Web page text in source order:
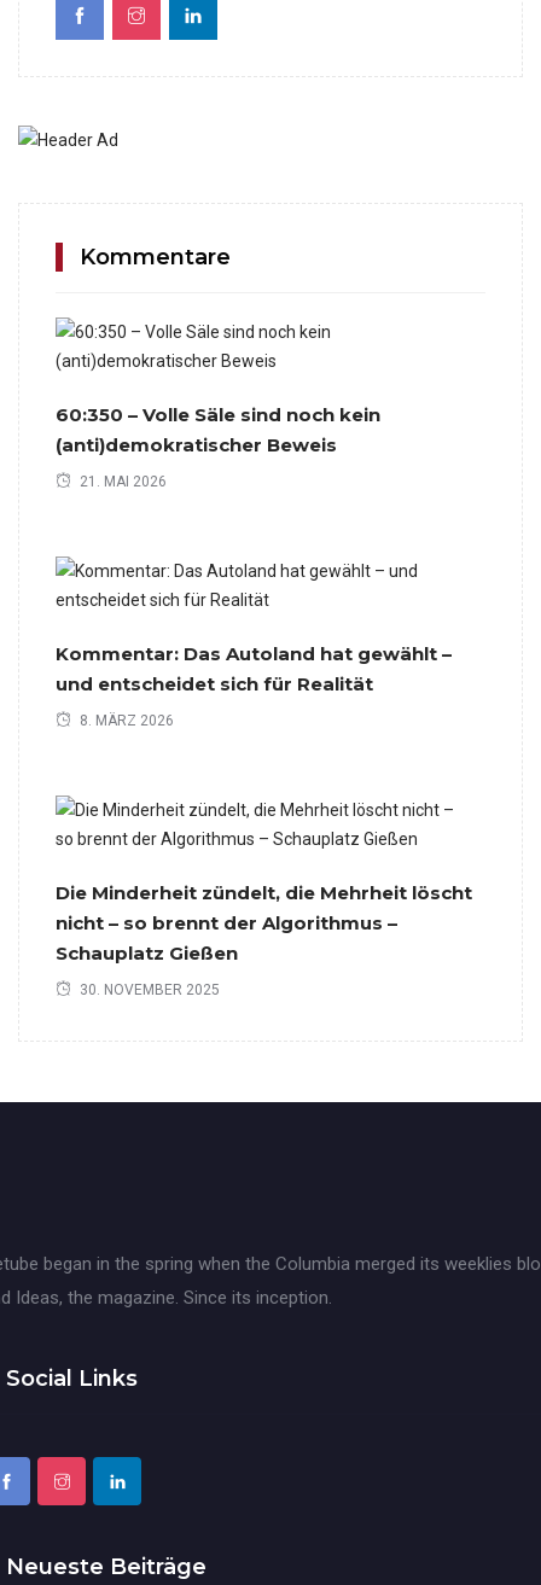
Kommentare
60:350 – Volle Säle sind noch kein
(anti)demokratischer Beweis
21. MAI 2026
Kommentar: Das Autoland hat gewählt –
und entscheidet sich für Realität
8. MÄRZ 2026
Die Minderheit zündelt, die Mehrheit löscht
nicht – so brennt der Algorithmus –
Schauplatz Gießen
30. NOVEMBER 2025
began in the spring when the Columbia merged its weeklies
Ideas, the magazine. Since its inception.
Social Links
Neueste Beiträge